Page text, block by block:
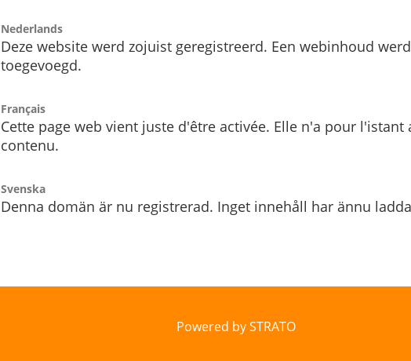
Nederlands
Deze website werd zojuist geregistreerd. Een webinhoud
toegevoegd.
Français
Cette page web vient juste d'être activée. Elle n'a pour l'istant
contenu.
Svenska
Denna domän är nu registrerad. Inget innehåll har ännu
Powered by STRATO